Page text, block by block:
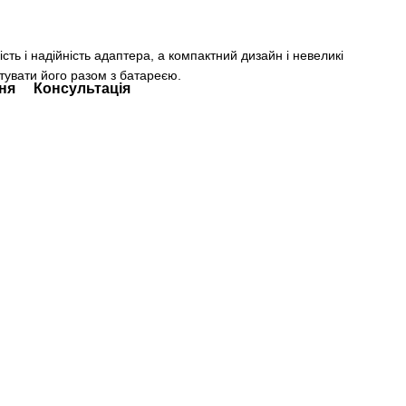
і надійність адаптера, а компактний дизайн і невеликі
його разом з батареєю.
Консультація